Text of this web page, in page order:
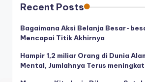
Recent Posts
Bagaimana Aksi Belanja Besar-
Mencapai Titik Akhirnya
Hampir 1,2 miliar Orang di Dunia
Mental, Jumlahnya Terus meningkat